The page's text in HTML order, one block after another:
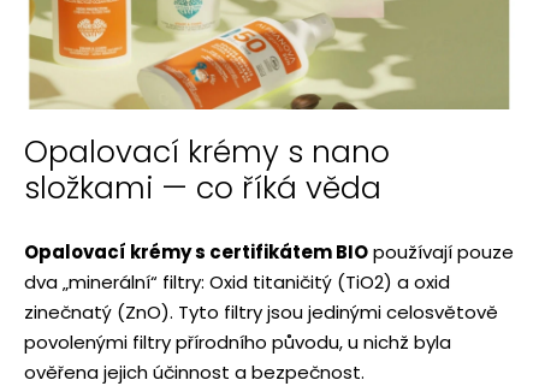
Opalovací krémy s nano
složkami — co říká věda
Opalovací krémy s certifikátem BIOpoužívají pouze
dva „minerální“ filtry: Oxid titaničitý (TiO2) a oxid
zinečnatý (ZnO). Tyto filtry jsou jedinými celosvětově
povolenými filtry přírodního původu, u nichž byla
ověřena jejich účinnost a bezpečnost.